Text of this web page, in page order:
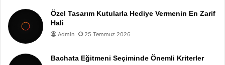
Özel Tasarım Kutularla Hediye Vermenin En Zarif
Hali
Admin 25 Temmuz 2026
Bachata Eğitmeni Seçiminde Önemli Kriterler